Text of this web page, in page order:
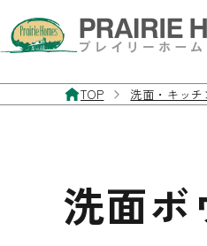
フローリング
よくあるご質
施工事例
私たちの想い
TOP 洗面・キッチ
洗面ボ